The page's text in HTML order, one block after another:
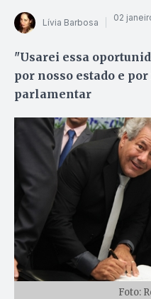
Lívia Barbosa 02
"Usarei essa
por nosso estado e
parlamentar
Foto: